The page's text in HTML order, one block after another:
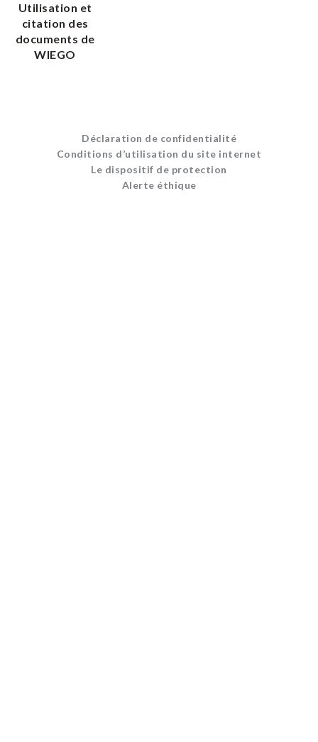
Utilisation et
citation des
documents de
WIEGO
Déclaration de confidentialité
Conditions d’utilisation du site internet
Le dispositif de protection
Alerte éthique